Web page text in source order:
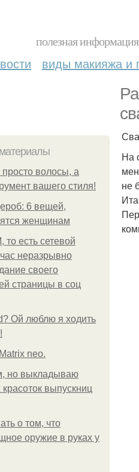
полезная
виды макияжа и
просто волосы, а
вашего стиля!
6 вещей,
женщинам
то есть сетевой
неразрывно
своего
страницы в соц
Ой люблю я ходить
neo.
но выкладываю
выпускниц
о том, что
оружие в руках у
На
не